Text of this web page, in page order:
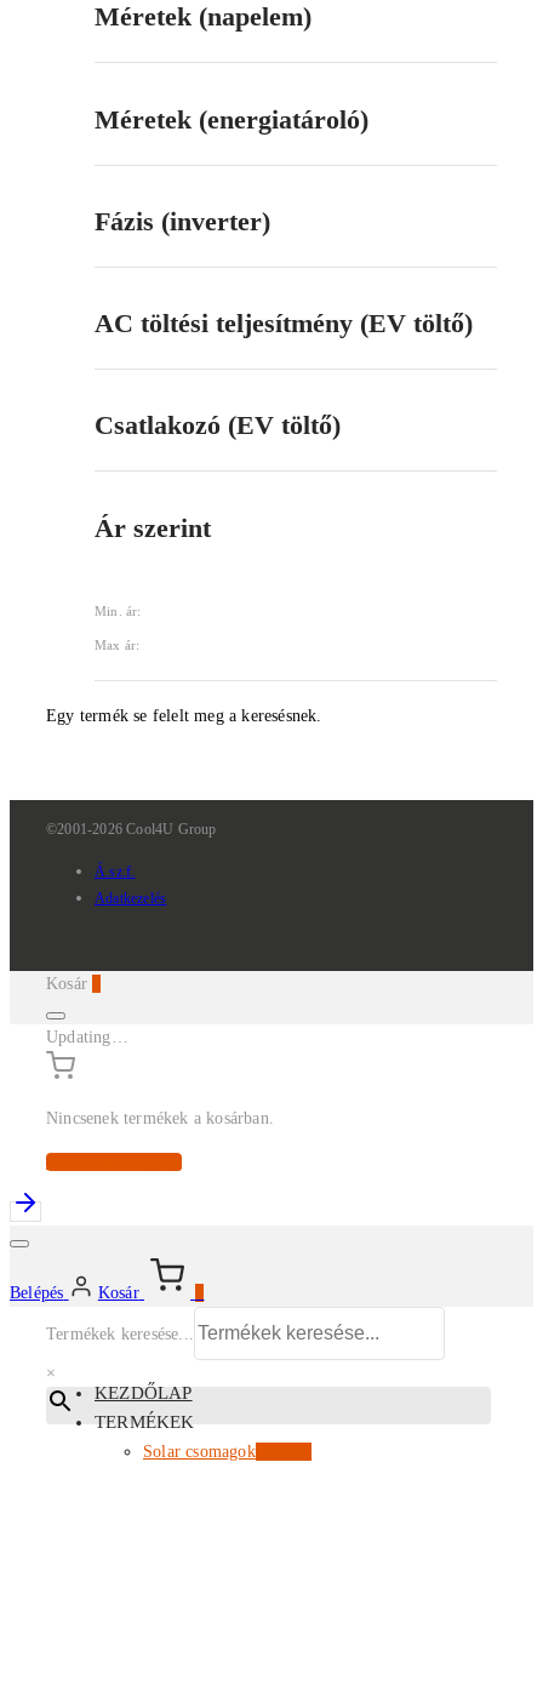
Méretek (napelem)
Méretek (energiatároló)
Fázis (inverter)
AC töltési teljesítmény (EV töltő)
Csatlakozó (EV töltő)
Ár szerint
Min. ár:
Max ár:
Egy termék se felelt meg a keresésnek.
©2001-2026 Cool4U Group
Á.sz.f.
Adatkezelés
Kosár
Updating…
Nincsenek termékek a kosárban.
Continue Shopping
Belépés Kosár
Termékek keresése...
×
KEZDŐLAP
TERMÉKEK
Solar csomagokKiemelt